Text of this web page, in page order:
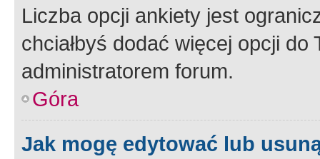
Liczba opcji ankiety jest
chciałbyś dodać więcej opcji
administratorem forum.
Góra
Jak mogę edytować lub